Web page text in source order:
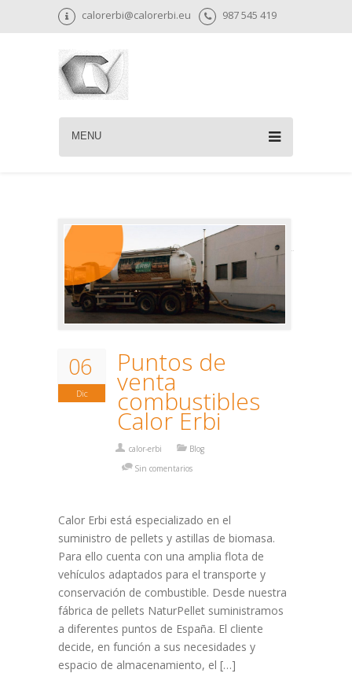
calorerbi@calorerbi.eu 987 545 419
MENU
06
Dic
Puntos de
venta
combustibles
Calor Erbi
calor-erbi
Blog
Sin comentarios
Calor Erbi está especializado en el
suministro de pellets y astillas de biomasa.
Para ello cuenta con una amplia flota de
vehículos adaptados para el transporte y
conservación de combustible. Desde nuestra
fábrica de pellets NaturPellet suministramos
a diferentes puntos de España. El cliente
decide, en función a sus necesidades y
espacio de almacenamiento, el […]